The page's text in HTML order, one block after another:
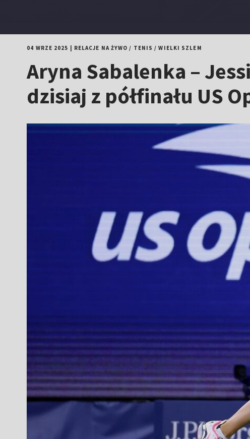
04 WRZE 2025 RELACJE NA ŻYWO / TENIS /WIELKI SZLEM
Aryna Sabalenka –
dzisiaj z półfinału US